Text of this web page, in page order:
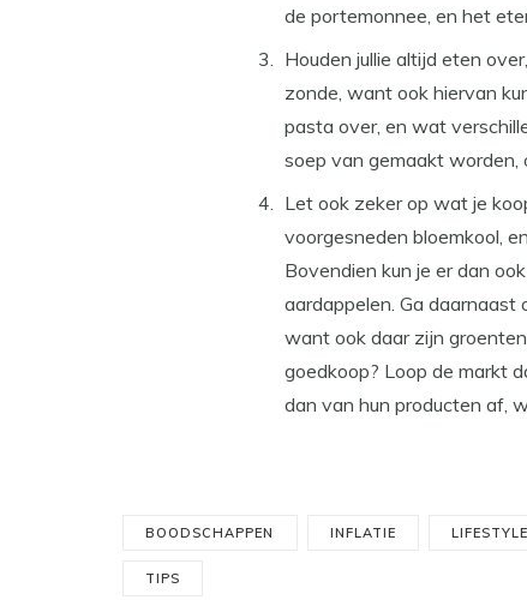
de portemonnee, en het
Houden jullie altijd eten
zonde, want ook hiervan
pasta over, en wat
soep van gemaakt worden,
Let ook zeker op wat je
voorgesneden bloemkool,
Bovendien kun je er dan
aardappelen. Ga daarnaast
want ook daar zijn
goedkoop? Loop de markt
dan van hun producten af,
BOODSCHAPPEN INFLATIE LIFESTYLE
TIPS